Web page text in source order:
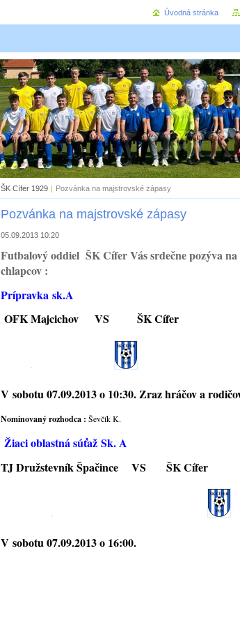
ŠK Cífer 1929 | Pozvánka na majstrovské zápasy
Pozvánka na majstrovské zápasy
05.09.2013 10:20
Futbalový oddiel ŠK Cífer Vás srdečne pozýva na
chlapcov :
Prípravka sk.A
OFK Majcichov VS ŠK Cífer
V sobotu 07.09.2013 o 10:30. Zraz hráčov a
Nominovaný rozhodca : Ševčík K.
Žiaci oblastná súťaž Sk. A
TJ Družstevník Špačince VS ŠK Cífer
V sobotu 07.09.2013 o 16:00.
Úvodná stránka